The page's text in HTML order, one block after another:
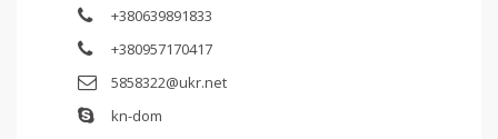
+380639891833
+380957170417
5858322@ukr.net
kn-dom